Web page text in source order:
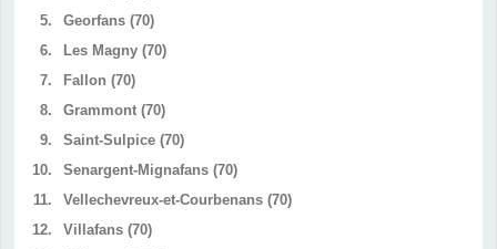
5.
Georfans (70)
6.
Les Magny (70)
7.
Fallon (70)
8.
Grammont (70)
9.
Saint-Sulpice (70)
10.
Senargent-Mignafans (70)
11.
Vellechevreux-et-Courbenans (70)
12.
Villafans (70)